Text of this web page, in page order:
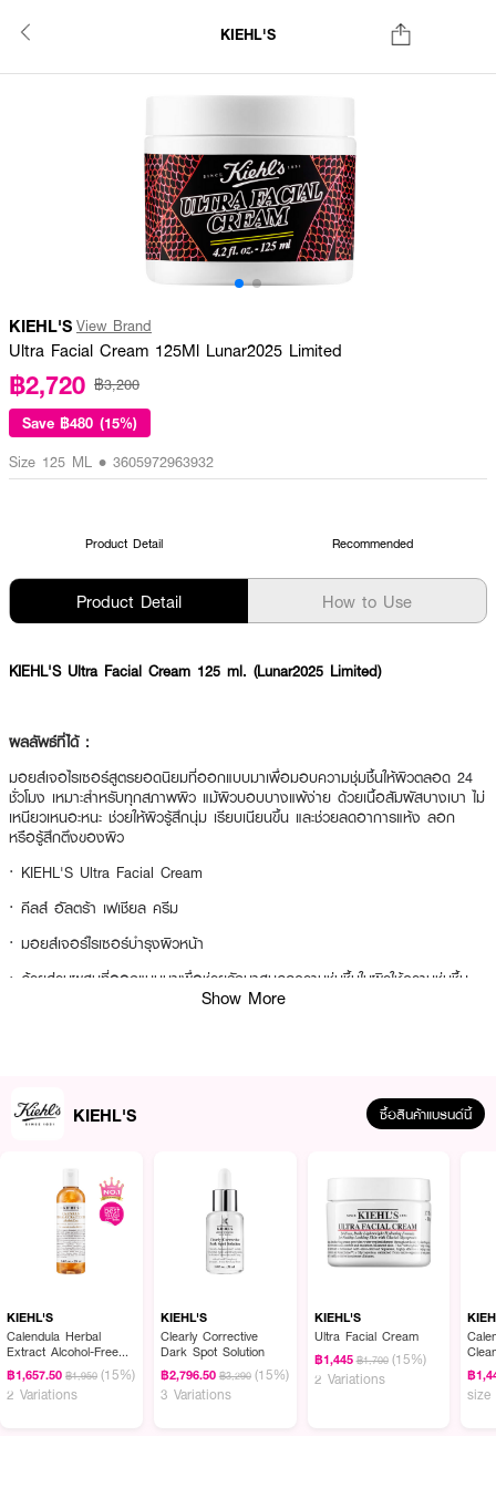
KIEHL'S
KIEHL'S View Brand
Ultra Facial Cream 125Ml Lunar2025 Limited
฿2,720 ฿3,200
Save ฿480 (15%)
Size 125 ML • 3605972963932
Product Detail Recommended
Product Detail How to Use
KIEHL'S Ultra Facial Cream 125 ml. (Lunar2025 Limited)
ผลลัพธ์ที่ได้ :
มอยส์เจอไรเซอร์สูตรยอดนิยมที่ออกแบบมาเพื่อมอบความชุ่มชื้นให้ผิวตลอด 24
ชั่วโมง เหมาะสำหรับทุกสภาพผิว แม้ผิวบอบบางแพ้ง่าย ด้วยเนื้อสัมผัสบางเบา ไม่
เหนียวเหนอะหนะ ช่วยให้ผิวรู้สึกนุ่ม เรียบเนียนขึ้น และช่วยลดอาการแห้ง ลอก
หรือรู้สึกตึงของผิว
· KIEHL'S Ultra Facial Cream
· คีลส์ อัลตร้า เฟเชียล ครีม
· มอยส์เจอร์ไรเซอร์บำรุงผิวหน้า
· ด้วยส่วนผสมที่ออกแบบมาเพื่อช่วยรักษาสมดุลความชุ่มชื้นในผิวให้ความชุ่มชื้น
· ช่วยเติมเต็มความชุ่มชื้นอย่างต่อเนื่องตลอดวัน
How to Use :
ใช้หลังทำความสะอาดผิวหน้า ทาครีมลงบนผิวหน้าในปริมาณเล็กน้อยนวดเบา ๆ ให้
ซึมซาบเข้าสู่ผิว
Show More
KIEHL'S ซื้อสินค้าแบรนด์นี้
KIEHL'S
Calendula Herbal
Extract Alcohol-Free
Toner
฿1,657.50 ฿1,950 (15%)
2 Variations
KIEHL'S
Clearly Corrective
Dark Spot Solution
฿2,796.50 ฿3,290 (15%)
3 Variations
KIEHL'S
Ultra Facial Cream
฿1,445 ฿1,700 (15%)
2 Variations
฿
size